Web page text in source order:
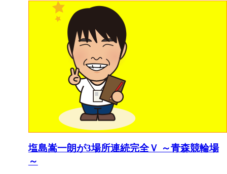
塩島嵩一朗が3場所連続完全Ｖ ～青森競輪場
～